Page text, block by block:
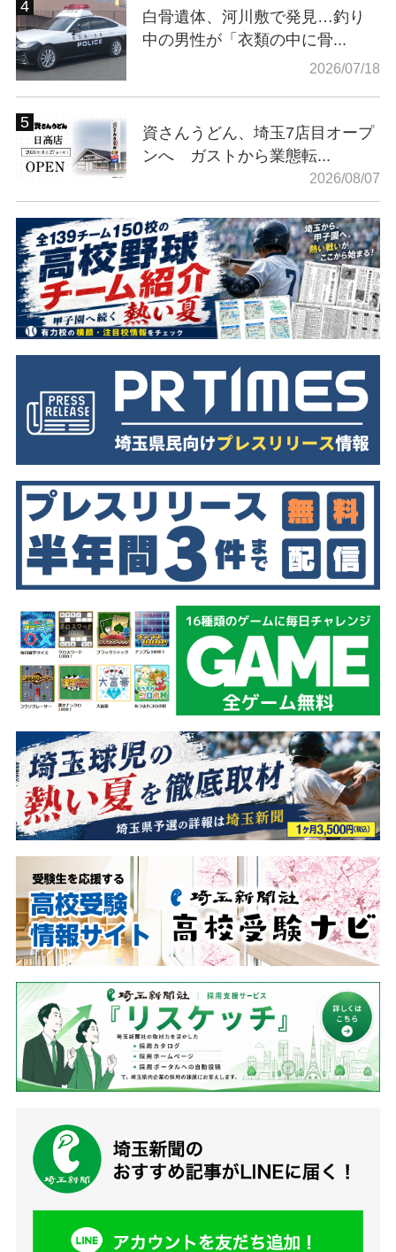
白骨遺体、河川敷で発見…釣り
中の男性が「衣類の中に骨...
2026/07/18
資さんうどん、埼玉7店目オープ
ンへ ガストから業態転...
2026/08/07